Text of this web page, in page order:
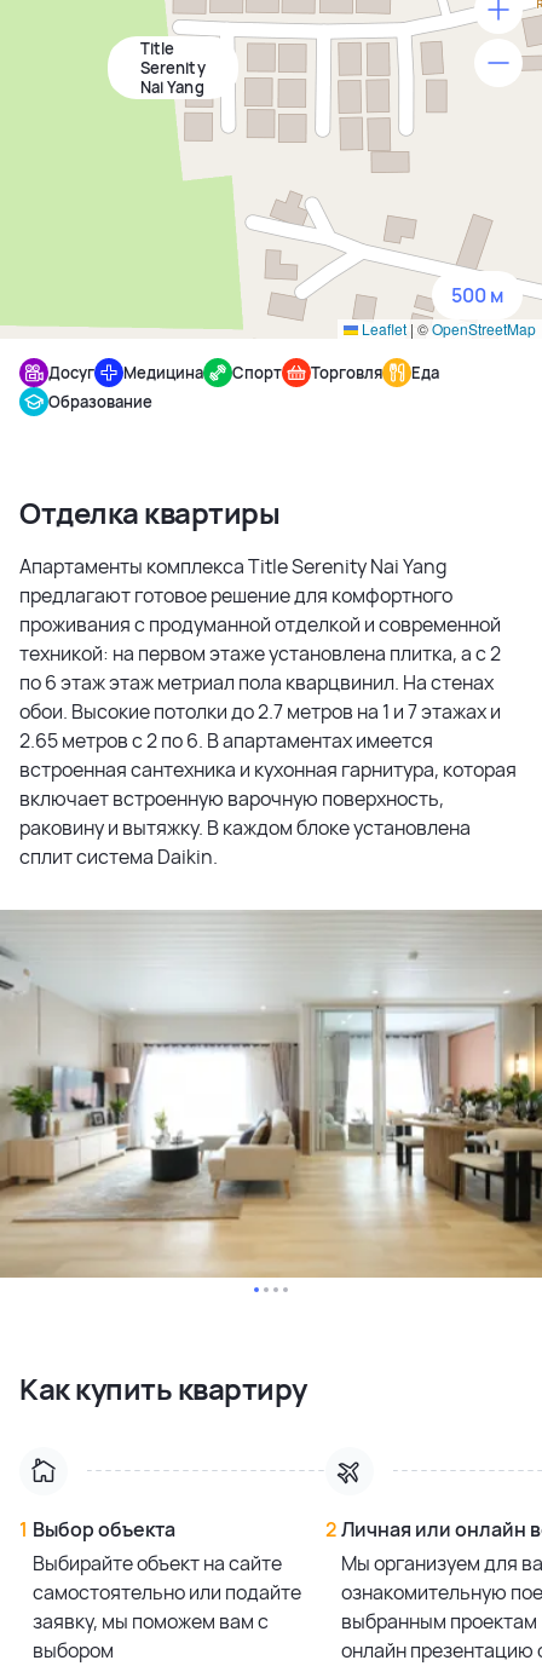
Title
Serenity
Nai Yang
Leaflet | ©OpenStreetMap
500 м
500 м
1500 м
5 км
Досуг Медицина Спорт Торговля
Еда
Образование
Отделка квартиры
Апартаменты комплекса Title Serenity Nai Yang
предлагают готовое решение для комфортного
проживания с продуманной отделкой и современной
техникой: на первом этаже установлена плитка, а с 2
по 6 этаж этаж метриал пола кварцвинил. На стенах
обои. Высокие потолки до 2.7 метров на 1 и 7 этажах и
2.65 метров с 2 по 6. В апартаментах имеется
встроенная сантехника и кухонная гарнитура, которая
включает встроенную варочную поверхность,
раковину и вытяжку. В каждом блоке установлена
сплит система Daikin.
Как купить квартиру
1 Выбор объекта
Выбирайте объект на сайте
самостоятельно или подайте
заявку, мы поможем вам с
выбором
2Личная или онлайн
Мы организуем для
ознакомительную
выбранным проектам
онлайн презентацию